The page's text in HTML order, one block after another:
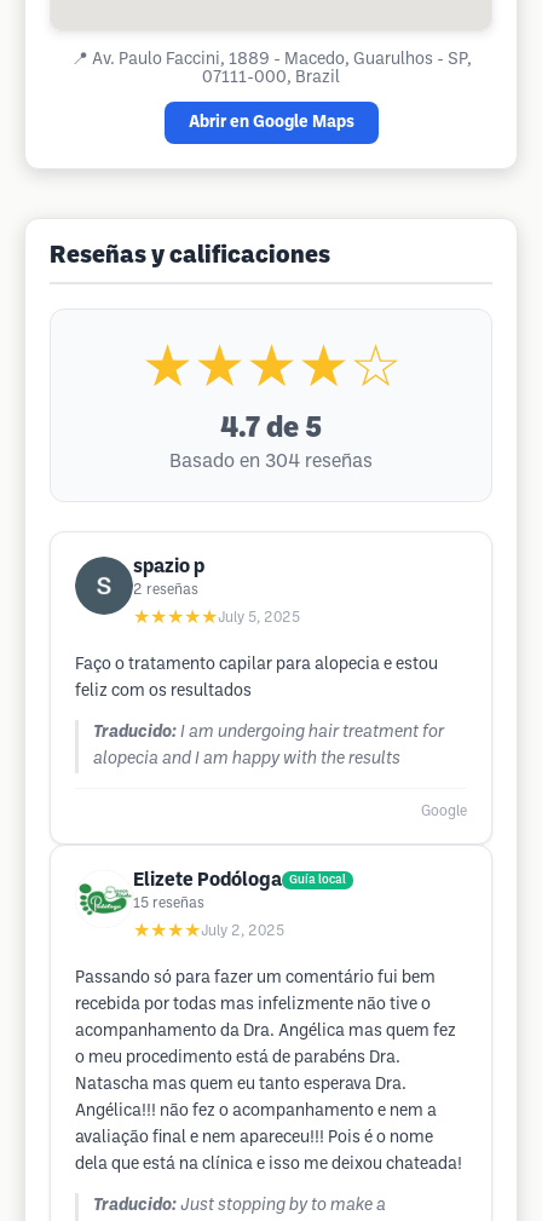
📍 Av. Paulo Faccini, 1889 - Macedo, Guarulhos - SP,
07111-000, Brazil
Abrir en Google Maps
Reseñas y calificaciones
★★★★☆
4.7 de 5
Basado en 304 reseñas
spazio p
2 reseñas
★★★★★July 5, 2025
Faço o tratamento capilar para alopecia e estou
feliz com os resultados
Traducido: I am undergoing hair treatment for
alopecia and I am happy with the results
Google
Elizete Podóloga Guía local
15 reseñas
★★★★July 2, 2025
Passando só para fazer um comentário fui bem
recebida por todas mas infelizmente não tive o
acompanhamento da Dra. Angélica mas quem fez
o meu procedimento está de parabéns Dra.
Natascha mas quem eu tanto esperava Dra.
Angélica!!! não fez o acompanhamento e nem a
avaliação final e nem apareceu!!! Pois é o nome
dela que está na clínica e isso me deixou chateada!
Traducido: Just stopping by to make a